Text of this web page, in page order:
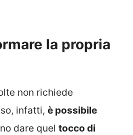
la propria
non richiede
infatti, è possibile
dare quel tocco di